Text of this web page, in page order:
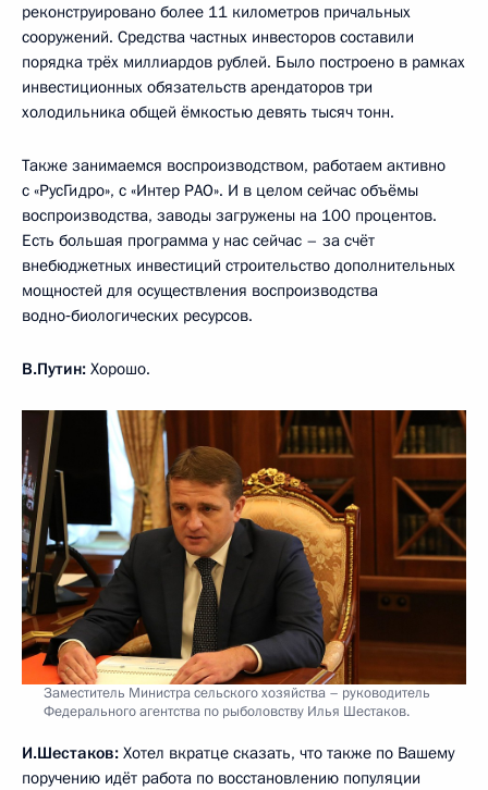
реконструировано более 11 километров причальных
сооружений. Средства частных инвесторов составили
порядка трёх миллиардов рублей. Было построено в рамках
инвестиционных обязательств арендаторов три
холодильника общей ёмкостью девять тысяч тонн.
Также занимаемся воспроизводством, работаем активно
с «РусГидро», с «Интер РАО». И в целом сейчас объёмы
воспроизводства, заводы загружены на 100 процентов.
Есть большая программа у нас сейчас – за счёт
внебюджетных инвестиций строительство дополнительных
мощностей для осуществления воспроизводства
водно‑биологических ресурсов.
В.Путин: Хорошо.
Заместитель Министра сельского хозяйства – руководитель
Федерального агентства по рыболовству Илья Шестаков.
И.Шестаков: Хотел вкратце сказать, что также по Вашему
поручению идёт работа по восстановлению популяции